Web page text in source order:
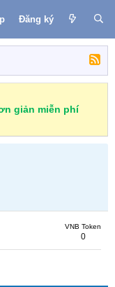
Đăng ký
giản miễn phí
VNB Token
0